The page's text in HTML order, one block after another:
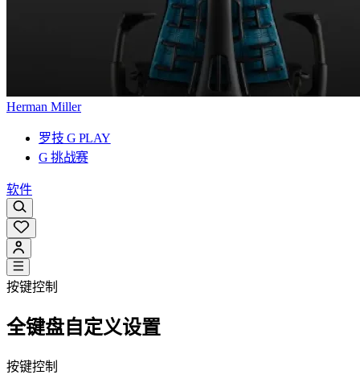
Herman Miller
罗技 G PLAY
G 挑战赛
软件
按键控制
全键盘自定义设置
按键控制